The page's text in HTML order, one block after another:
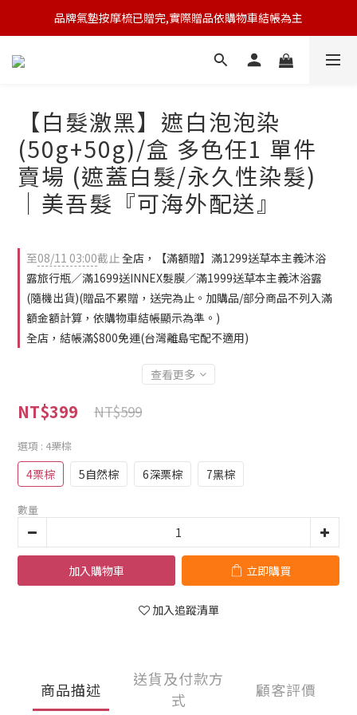
🆕 新會員註冊開卡送9折券 💰
品牌氣墊按摩梳已贈完,實際贈品依購物車結帳為主
🆕 新會員註冊開卡送9折券 💰
【白髮激黑】遮白泡泡染
(50g+50g)/盒 多色任1 單件
賣場 (遮蓋白髮/永久性染髮)
｜美吾髮『可海外配送』
至08/11 03:00截止全店，【滿額贈】滿1299送草本主義沐浴
露旅行瓶／滿1699送INNEX髮膜／滿1999送草本主義沐浴露
(隨機出貨)(贈品不累贈，送完為止。加購品/部分商品不列入滿
額金額計算，依購物車結帳顯示為準。)
全店，結帳滿$800免運(台灣離島宅配不適用)
查看更多
NT$399 NT$599
選項 : 4栗棕
4栗棕 5自然棕 6深栗棕 7黑棕
數量
加入購物車 立即購買
加入追蹤清單
商品描述
送貨及付款方
式
顧客評價